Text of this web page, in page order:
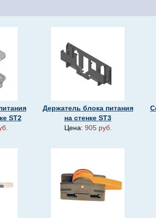
ST2
Держатель блока питания
на стенке ST3
Цена: 905 руб.